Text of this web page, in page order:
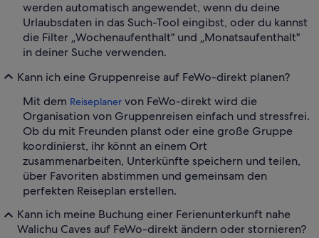
werden automatisch angewendet, wenn du deine
Urlaubsdaten in das Such-Tool eingibst, oder du kannst
die Filter „Wochenaufenthalt" und „Monatsaufenthalt"
in deiner Suche verwenden.
Kann ich eine Gruppenreise auf FeWo-direkt planen?
Mit dem Reiseplaner von FeWo-direkt wird die
Organisation von Gruppenreisen einfach und stressfrei.
Ob du mit Freunden planst oder eine große Gruppe
koordinierst, ihr könnt an einem Ort
zusammenarbeiten, Unterkünfte speichern und teilen,
über Favoriten abstimmen und gemeinsam den
perfekten Reiseplan erstellen.
Kann ich meine Buchung einer Ferienunterkunft nahe
Walichu Caves auf FeWo-direkt ändern oder stornieren?